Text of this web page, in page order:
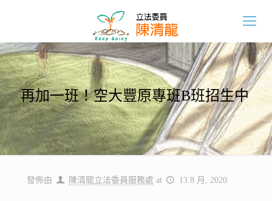
再加一班！空大豐原專班B班招生中
發佈由 陳清龍立法委員服務處 at 13 8 月, 2020